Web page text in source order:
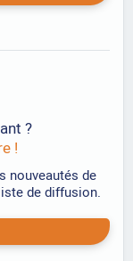
?
!
nouveautés de
de diffusion.